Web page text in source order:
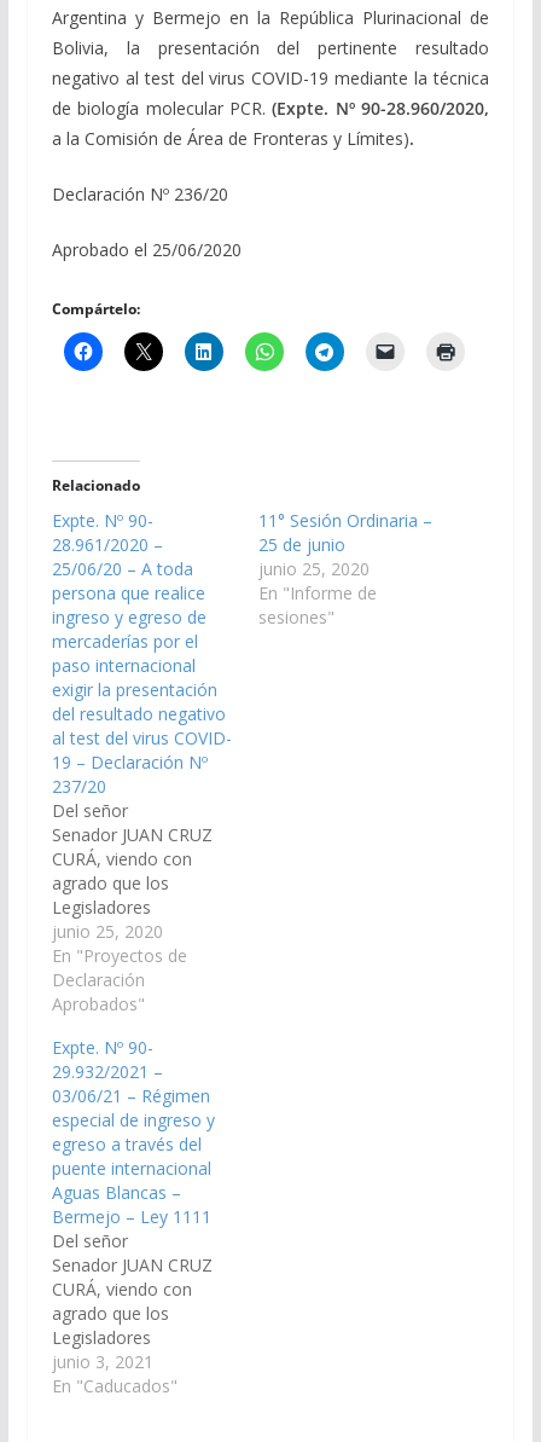
Argentina y Bermejo en la República Plurinacional de
Bolivia, la presentación del pertinente resultado
negativo al test del virus COVID-19 mediante la técnica
de biología molecular PCR.(Expte. Nº 90-28.960/2020,
a la Comisión de Área de Fronteras y Límites).
Declaración Nº 236/20
Aprobado el 25/06/2020
Compártelo:
Relacionado
Expte. Nº 90-
28.961/2020 –
25/06/20 – A toda
persona que realice
ingreso y egreso de
mercaderías por el
paso internacional
exigir la presentación
del resultado negativo
al test del virus COVID-
19 – Declaración Nº
237/20
Del señor
Senador JUAN CRUZ
CURÁ, viendo con
agrado que los
Legisladores
Nacionales por la
Provincia de Salta
arbitren las medidas y
realicen las gestiones
Ministerio de Salud de
la Nación y/o el
organismo que
corresponda para que
exija como requisito
indispensable a toda
persona que realice
ingreso…
junio 25, 2020
En "Proyectos de
Declaración
Aprobados"
11° Sesión Ordinaria –
25 de junio
junio 25, 2020
En "Informe de
sesiones"
Expte. Nº 90-
29.932/2021 –
03/06/21 – Régimen
especial de ingreso y
egreso a través del
puente internacional
Aguas Blancas –
Bermejo – Ley 1111
Del señor
Senador JUAN CRUZ
CURÁ, viendo con
agrado que los
Legisladores
Nacionales por la
Provincia de Salta
junio 3, 2021
En "Caducados"